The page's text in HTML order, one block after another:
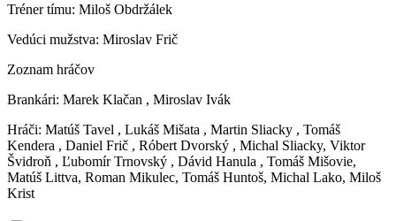
Tréner tímu: Miloš Obdržálek
Vedúci mužstva: Miroslav Frič
Zoznam hráčov
Brankári: Marek Klačan , Miroslav Ivák
Hráči: Matúš Tavel , Lukáš Mišata , Martin Sliacky , Tomáš
Kendera , Daniel Frič , Róbert Dvorský , Michal Sliacky, Viktor
Švidroň , Ľubomír Trnovský , Dávid Hanula , Tomáš Mišovie,
Matúš Littva, Roman Mikulec, Tomáš Huntoš, Michal Lako, Miloš
Krist